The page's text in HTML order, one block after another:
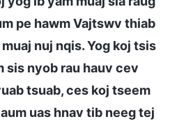
pe hawm Vajtswv thiab
nuj nqis. Yog koj tsis
sis nyob rau hauv cev
tsuab, ces koj tseem
uas hnav tib neeg tej